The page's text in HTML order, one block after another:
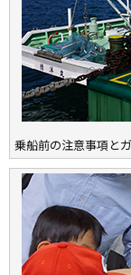
乗船前の注意事項と